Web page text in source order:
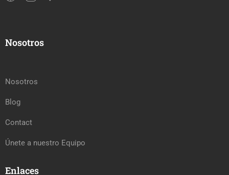
Nosotros
Nosotros
Blog
Contact
Únete a nuestro Equipo
Enlaces